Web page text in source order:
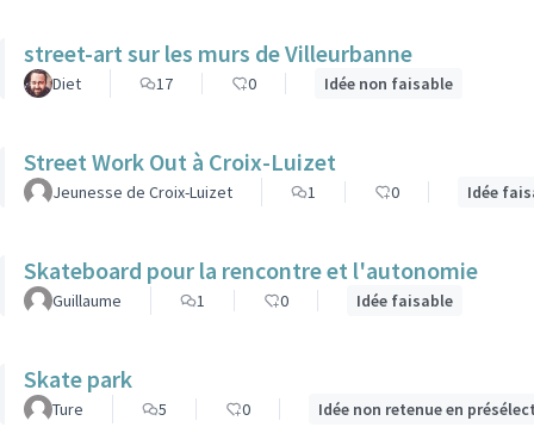
street-art sur les murs de Villeurbanne
Diet 17 0 Idée non faisable
Street Work Out à Croix-Luizet
Jeunesse de Croix-Luizet 1 0 Idée
Skateboard pour la rencontre et l'autonomie
Guillaume 1 0 Idée faisable
Skate park
Ture 5 0 Idée non retenue en